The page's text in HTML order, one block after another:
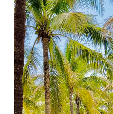
営業カレンダー
新着情報
〈 お問い合わ
090-
営業日を確認の上